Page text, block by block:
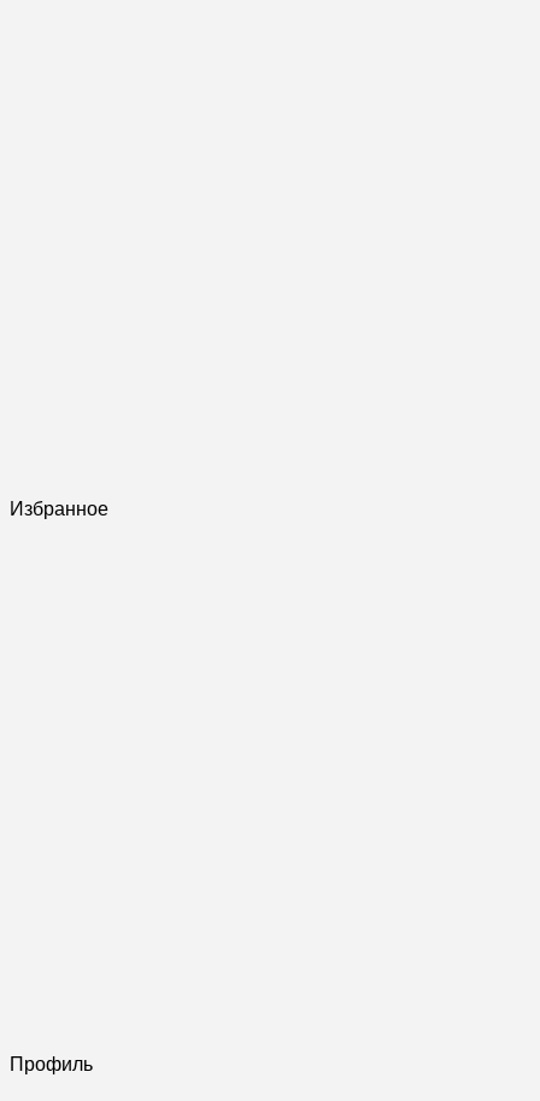
Избранное
Профиль